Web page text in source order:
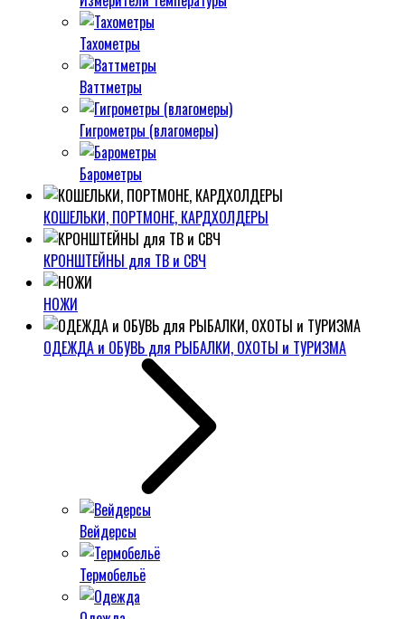
Тахометры
Ваттметры
Гигрометры (влагомеры)
Барометры
КОШЕЛЬКИ, ПОРТМОНЕ, КАРДХОЛДЕРЫ
КРОНШТЕЙНЫ для ТВ и СВЧ
НОЖИ
ОДЕЖДА и ОБУВЬ для РЫБАЛКИ, ОХОТЫ и ТУРИЗМА
Вейдерсы
Термобельё